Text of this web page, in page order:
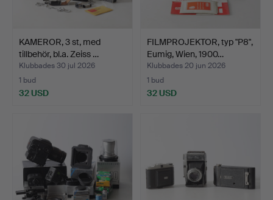
KAMEROR, 3 st, med
tillbehör, bl.a. Zeiss …
Klubbades 30 jul 2026
1 bud
32 USD
FILMPROJEKTOR, typ "P8",
Eumig, Wien, 1900…
Klubbades 20 jun 2026
1 bud
32 USD